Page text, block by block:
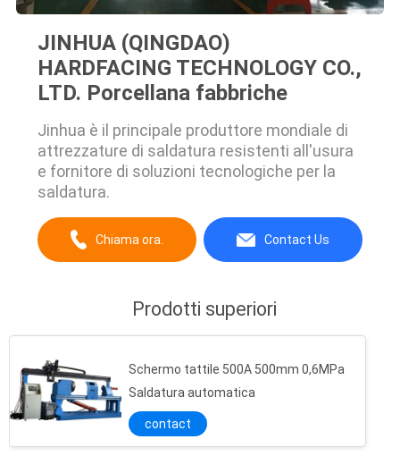
JINHUA (QINGDAO)
HARDFACING TECHNOLOGY CO.,
LTD. Porcellana fabbriche
Jinhua è il principale produttore mondiale di
attrezzature di saldatura resistenti all'usura
e fornitore di soluzioni tecnologiche per la
saldatura.
Chiama ora. Contact Us
Prodotti superiori
Schermo tattile 500A 500mm 0,6MPa
Saldatura automatica
contact